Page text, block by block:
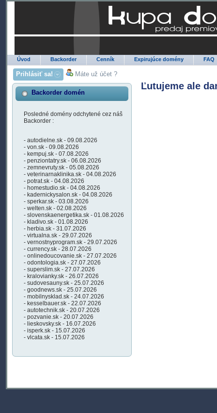
Úvod Backorder Cenník Expirujúce domény FAQ
Prihlásiť sa! Máte už účet ?
Backorder domén
Posledné domény odchytené cez náš
Backorder :
- autodielne.sk - 09.08.2026
- von.sk - 09.08.2026
- kempuj.sk - 07.08.2026
- penziontatry.sk - 06.08.2026
- zemnevruty.sk - 05.08.2026
- veterinarnaklinika.sk - 04.08.2026
- potrat.sk - 04.08.2026
- homestudio.sk - 04.08.2026
- kadernickysalon.sk - 04.08.2026
- sperkar.sk - 03.08.2026
- welten.sk - 02.08.2026
- slovenskaenergetika.sk - 01.08.2026
- kladivo.sk - 01.08.2026
- herbia.sk - 31.07.2026
- virtualna.sk - 29.07.2026
- vernostnyprogram.sk - 29.07.2026
- currency.sk - 28.07.2026
- onlinedoucovanie.sk - 27.07.2026
- odontologia.sk - 27.07.2026
- superslim.sk - 27.07.2026
- kralovianky.sk - 26.07.2026
- sudovesauny.sk - 25.07.2026
- goodnews.sk - 25.07.2026
- mobilnysklad.sk - 24.07.2026
- kesselbauer.sk - 22.07.2026
- autotechnik.sk - 20.07.2026
- pozvanie.sk - 20.07.2026
- lieskovsky.sk - 16.07.2026
- isperk.sk - 15.07.2026
- vlcata.sk - 15.07.2026
Ľutujeme ale